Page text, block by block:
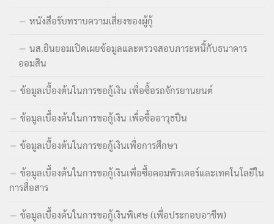
หนังสือรับทราบความเสี่ยงของผู้กู้
นส.ยินยอมเปิดเผยข้อมูลและตรวจสอบภาระหนี้กับธนาคาร
ออมสิน
ข้อมูลเบื้องต้นในการขอกู้เงิน เพื่อซื้อรถจักรยานยนต์
ข้อมูลเบื้องต้นในการขอกู้เงิน เพื่อซื้ออาวุธปืน
ข้อมูลเบื้องต้นในการขอกู้เงินเพื่อการศึกษา
ข้อมูลเบื้องต้นในการขอกู้เงินเพื่อซื้อคอมพิวเตอร์และเทคโนโลยีใน
การสื่อสาร
ข้อมูลเบื้องต้นในการขอกู้เงินพิเศษ (เพื่อประกอบอาชีพ)